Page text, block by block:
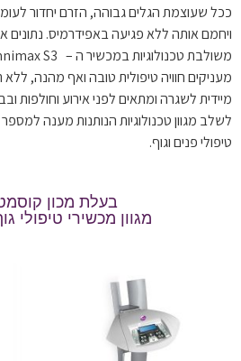
ככל שעוצמת הגלים גבוהה, הזרם יחדור
ויחמם אותה ללא פגיעה באפידרמיס.
מעניקים חוויה טיפולית טובה ואף מהנה,
מיידית לשגרה ומתאים לפני אירוע וחולפות
לשלב מגוון טכנולוגיות הנותנות מענה
טיפולי פנים וגוף.
בעלת מכון
מגוון מכשירי טיפולי